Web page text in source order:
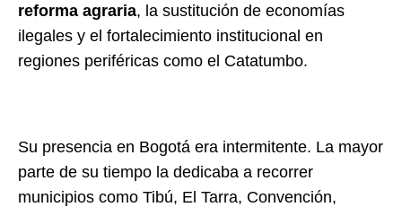
reforma agraria, la sustitución de economías
ilegales y el fortalecimiento institucional en
regiones periféricas como el Catatumbo.
Su presencia en Bogotá era intermitente. La mayor
parte de su tiempo la dedicaba a recorrer
municipios como Tibú, El Tarra, Convención,